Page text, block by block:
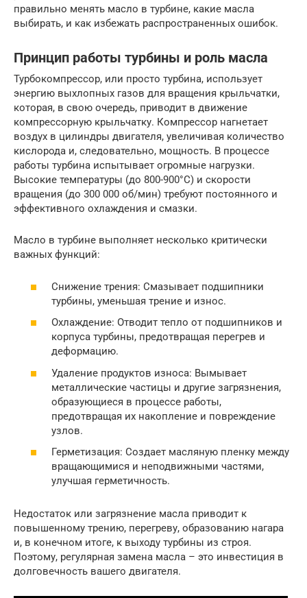
правильно менять масло в турбине, какие масла
выбирать, и как избежать распространенных ошибок.
Принцип работы турбины и роль масла
Турбокомпрессор, или просто турбина, использует
энергию выхлопных газов для вращения крыльчатки,
которая, в свою очередь, приводит в движение
компрессорную крыльчатку. Компрессор нагнетает
воздух в цилиндры двигателя, увеличивая количество
кислорода и, следовательно, мощность. В процессе
работы турбина испытывает огромные нагрузки.
Высокие температуры (до 800-900°C) и скорости
вращения (до 300 000 об/мин) требуют постоянного и
эффективного охлаждения и смазки.
Масло в турбине выполняет несколько критически
важных функций:
Снижение трения: Смазывает подшипники
турбины, уменьшая трение и износ.
Охлаждение: Отводит тепло от подшипников и
корпуса турбины, предотвращая перегрев и
деформацию.
Удаление продуктов износа: Вымывает
металлические частицы и другие загрязнения,
образующиеся в процессе работы,
предотвращая их накопление и повреждение
узлов.
Герметизация: Создает масляную пленку между
вращающимися и неподвижными частями,
улучшая герметичность.
Недостаток или загрязнение масла приводит к
повышенному трению, перегреву, образованию нагара
и, в конечном итоге, к выходу турбины из строя.
Поэтому, регулярная замена масла – это инвестиция в
долговечность вашего двигателя.